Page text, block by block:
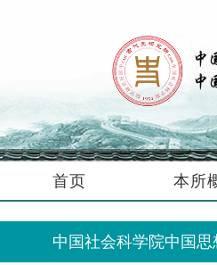
首页 本所
中国社会科学院中国